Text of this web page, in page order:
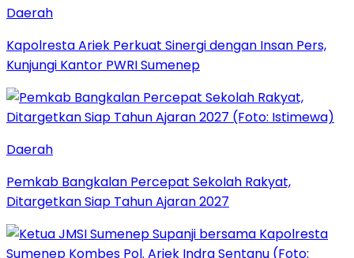
Daerah
Kapolresta Ariek Perkuat Sinergi dengan Insan Pers,
Kunjungi Kantor PWRI Sumenep
Daerah
Pemkab Bangkalan Percepat Sekolah Rakyat,
Ditargetkan Siap Tahun Ajaran 2027